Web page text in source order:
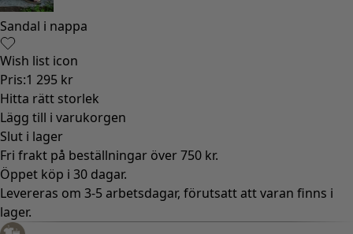
Sandal i nappa
Wish list icon
Pris:1 295 kr
Hitta rätt storlek
Lägg till i varukorgen
Slut i lager
Fri frakt på beställningar över 750 kr.
Öppet köp i 30 dagar.
Levereras om 3-5 arbetsdagar, förutsatt att varan finns i
lager.